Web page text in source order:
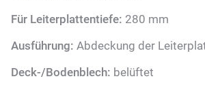
Für Leiterplattentiefe: 280 mm
Ausführung: Abdeckung der
Deck-/Bodenblech: belüftet